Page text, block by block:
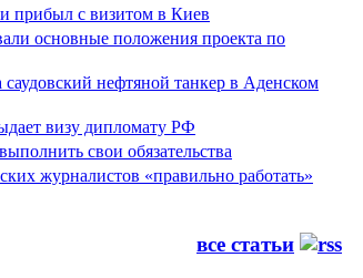
прибыл с визитом в Киев
основные положения проекта по
саудовский нефтяной танкер в Аденском
визу дипломату РФ
свои обязательства
журналистов «правильно работать»
все статьи